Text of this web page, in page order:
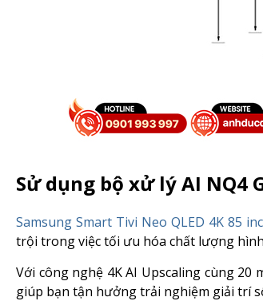
Sử dụng bộ xử lý AI NQ4
Samsung Smart Tivi Neo QLED 4K 85
trội trong việc tối ưu hóa chất lượng
Với công nghệ 4K AI Upscaling cùng
giúp bạn tận hưởng trải nghiệm giải trí